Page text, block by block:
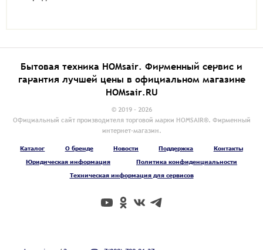
Бытовая техника HOMsair. Фирменный сервис и
гарантия лучшей цены в официальном магазине
HOMsair.RU
© 2019 - 2026
Официальный сайт производителя торговой марки HOMSAIR®. Фирменный
интернет-магазин.
Каталог О бренде Новости Поддержка
Контакты
Юридическая информация
Политика конфиденциальности
Техническая информация для сервисов